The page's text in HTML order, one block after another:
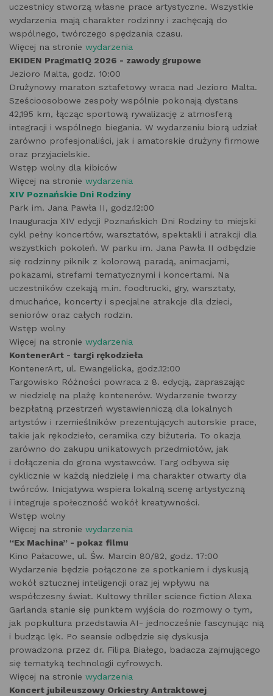
uczestnicy stworzą własne prace artystyczne. Wszystkie
wydarzenia mają charakter rodzinny i zachęcają do
wspólnego, twórczego spędzania czasu.
Więcej na stronie wydarzenia
EKIDEN PragmatIQ 2026 - zawody grupowe
Jezioro Malta, godz. 10:00
Drużynowy maraton sztafetowy wraca nad Jezioro Malta.
Sześcioosobowe zespoły wspólnie pokonają dystans
42,195 km, łącząc sportową rywalizację z atmosferą
integracji i wspólnego biegania. W wydarzeniu biorą udział
zarówno profesjonaliści, jak i amatorskie drużyny firmowe
oraz przyjacielskie.
Wstęp wolny dla kibiców
Więcej na stronie wydarzenia
XIV Poznańskie Dni Rodziny
Park im. Jana Pawła II, godz.12:00
Inauguracja XIV edycji Poznańskich Dni Rodziny to miejski
cykl pełny koncertów, warsztatów, spektakli i atrakcji dla
wszystkich pokoleń. W parku im. Jana Pawła II odbędzie
się rodzinny piknik z kolorową paradą, animacjami,
pokazami, strefami tematycznymi i koncertami. Na
uczestników czekają m.in. foodtrucki, gry, warsztaty,
dmuchańce, koncerty i specjalne atrakcje dla dzieci,
seniorów oraz całych rodzin.
Wstęp wolny
Więcej na stronie wydarzenia
KontenerArt - targi rękodzieła
KontenerArt, ul. Ewangelicka, godz.12:00
Targowisko Różności powraca z 8. edycją, zapraszając
w niedzielę na plażę kontenerów. Wydarzenie tworzy
bezpłatną przestrzeń wystawienniczą dla lokalnych
artystów i rzemieślników prezentujących autorskie prace,
takie jak rękodzieło, ceramika czy biżuteria. To okazja
zarówno do zakupu unikatowych przedmiotów, jak
i dołączenia do grona wystawców. Targ odbywa się
cyklicznie w każdą niedzielę i ma charakter otwarty dla
twórców. Inicjatywa wspiera lokalną scenę artystyczną
i integruje społeczność wokół kreatywności.
Wstęp wolny
Więcej na stronie wydarzenia
“Ex Machina” - pokaz filmu
Kino Pałacowe, ul. Św. Marcin 80/82, godz. 17:00
Wydarzenie będzie połączone ze spotkaniem i dyskusją
wokół sztucznej inteligencji oraz jej wpływu na
współczesny świat. Kultowy thriller science fiction Alexa
Garlanda stanie się punktem wyjścia do rozmowy o tym,
jak popkultura przedstawia AI- jednocześnie fascynując nią
i budząc lęk. Po seansie odbędzie się dyskusja
prowadzona przez dr. Filipa Białego, badacza zajmującego
się tematyką technologii cyfrowych.
Więcej na stronie wydarzenia
Koncert jubileuszowy Orkiestry Antraktowej